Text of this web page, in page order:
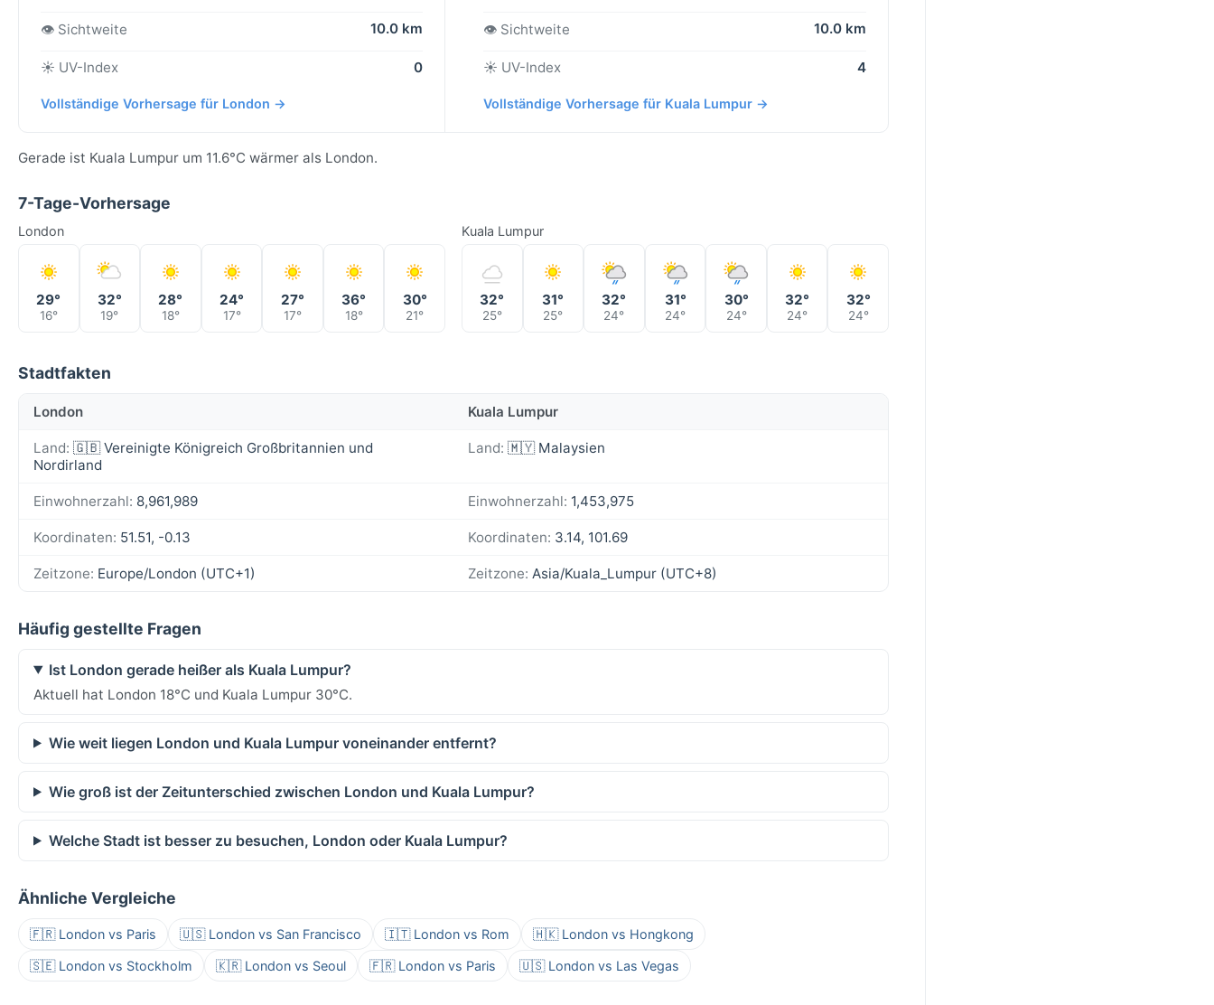
👁️ Sichtweite 10.0 km
☀️ UV-Index 0
Vollständige Vorhersage für London →
👁️ Sichtweite 10.0 km
☀️ UV-Index 4
Vollständige Vorhersage für Kuala Lumpur →
Gerade ist Kuala Lumpur um 11.6°C wärmer als London.
7-Tage-Vorhersage
London
29°
16°
32°
19°
28°
18°
24°
17°
27°
17°
36°
18°
30°
21°
Kuala Lumpur
32°
25°
31°
25°
32°
24°
31°
24°
30°
24°
32°
24°
32°
24°
Stadtfakten
London Kuala Lumpur
Land: 🇬🇧 Vereinigte Königreich Großbritannien und
Nordirland
Land: 🇲🇾 Malaysien
Einwohnerzahl: 8,961,989 Einwohnerzahl: 1,453,975
Koordinaten: 51.51, -0.13 Koordinaten: 3.14, 101.69
Zeitzone: Europe/London (UTC+1) Zeitzone: Asia/Kuala_Lumpur (UTC+8)
Häufig gestellte Fragen
Ist London gerade heißer als Kuala Lumpur?
Aktuell hat London 18°C und Kuala Lumpur 30°C.
Wie weit liegen London und Kuala Lumpur voneinander entfernt?
Wie groß ist der Zeitunterschied zwischen London und Kuala Lumpur?
Welche Stadt ist besser zu besuchen, London oder Kuala Lumpur?
Ähnliche Vergleiche
🇫🇷 London vs Paris 🇺🇸 London vs San Francisco 🇮🇹 London vs Rom 🇭🇰 London vs Hongkong
🇸🇪 London vs Stockholm 🇰🇷 London vs Seoul 🇫🇷 London vs Paris 🇺🇸 London vs Las Vegas